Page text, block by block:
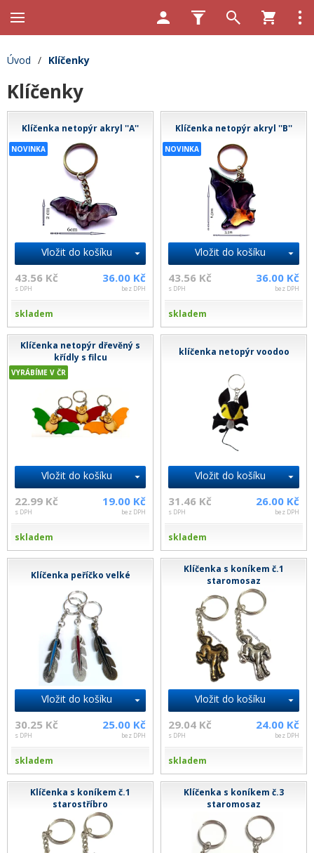
Úvod / Klíčenky
Klíčenky
Klíčenka netopýr akryl ''A''
NOVINKA
Vložit do košíku
43.56 Kč
s DPH
36.00 Kč
bez DPH
skladem
Klíčenka netopýr akryl ''B''
NOVINKA
Vložit do košíku
43.56 Kč
s DPH
36.00 Kč
bez DPH
skladem
Klíčenka netopýr dřevěný s
křídly s filcu
VYRÁBÍME V ČR
Vložit do košíku
22.99 Kč
s DPH
19.00 Kč
bez DPH
skladem
klíčenka netopýr voodoo
Vložit do košíku
31.46 Kč
s DPH
26.00 Kč
bez DPH
skladem
Klíčenka peříčko velké
Vložit do košíku
30.25 Kč
s DPH
25.00 Kč
bez DPH
skladem
Klíčenka s koníkem č.1
staromosaz
Vložit do košíku
29.04 Kč
s DPH
24.00 Kč
bez DPH
skladem
Klíčenka s koníkem č.1
starostříbro
Klíčenka s koníkem č.3
staromosaz